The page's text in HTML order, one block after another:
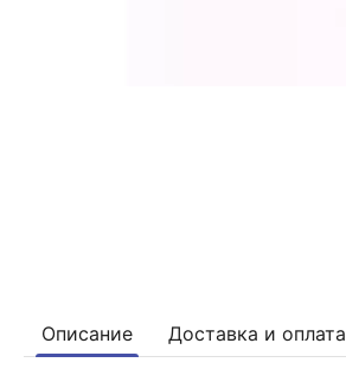
Описание Доставка и оплата